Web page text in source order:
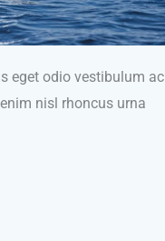
eget odio vestibulum ac
nisl rhoncus urna